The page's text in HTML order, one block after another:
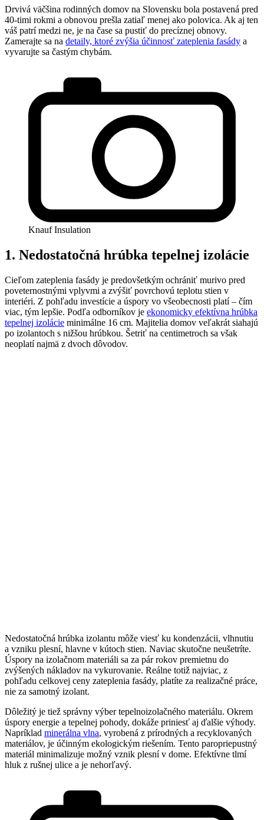
Drvivá väčšina rodinných domov na Slovensku bola postavená pred
40-timi rokmi a obnovou prešla zatiaľ menej ako polovica. Ak aj ten
váš patrí medzi ne, je na čase sa pustiť do precíznej obnovy.
Zamerajte sa na detaily, ktoré zvýšia účinnosť zateplenia fasády a
vyvarujte sa častým chybám.
Knauf Insulation
1. Nedostatočná hrúbka tepelnej izolácie
Cieľom zateplenia fasády je predovšetkým ochrániť murivo pred
poveternostnými vplyvmi a zvýšiť povrchovú teplotu stien v
interiéri. Z pohľadu investície a úspory vo všeobecnosti platí – čím
viac, tým lepšie. Podľa odborníkov je ekonomicky efektívna hrúbka
tepelnej izolácie minimálne 16 cm. Majitelia domov veľakrát siahajú
po izolantoch s nižšou hrúbkou. Šetriť na centimetroch sa však
neoplatí najmä z dvoch dôvodov.
Nedostatočná hrúbka izolantu môže viesť ku kondenzácii, vlhnutiu
a vzniku plesní, hlavne v kútoch stien. Naviac skutočne neušetríte.
Úspory na izolačnom materiáli sa za pár rokov premietnu do
zvýšených nákladov na vykurovanie. Reálne totiž najviac, z
pohľadu celkovej ceny zateplenia fasády, platíte za realizačné práce,
nie za samotný izolant.
Dôležitý je tiež správny výber tepelnoizolačného materiálu. Okrem
úspory energie a tepelnej pohody, dokáže priniesť aj ďalšie výhody.
Napríklad minerálna vlna, vyrobená z prírodných a recyklovaných
materiálov, je účinným ekologickým riešením. Tento paropriepustný
materiál minimalizuje možný vznik plesní v dome. Efektívne tlmí
hluk z rušnej ulice a je nehorľavý.